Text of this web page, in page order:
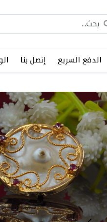
الدفع السريع إتصل بنا